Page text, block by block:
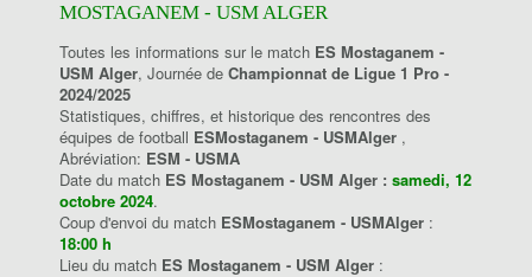
MOSTAGANEM - USM ALGER
Toutes les informations sur le match ES Mostaganem -
USM Alger, Journée de Championnat de Ligue 1 Pro -
2024/2025
Statistiques, chiffres, et historique des rencontres des
équipes de football ESMostaganem - USMAlger ,
Abréviation: ESM - USMA
Date du match ES Mostaganem - USM Alger : samedi, 12
octobre 2024.
Coup d'envoi du match ESMostaganem - USMAlger :
18:00 h
Lieu du match ES Mostaganem - USM Alger :